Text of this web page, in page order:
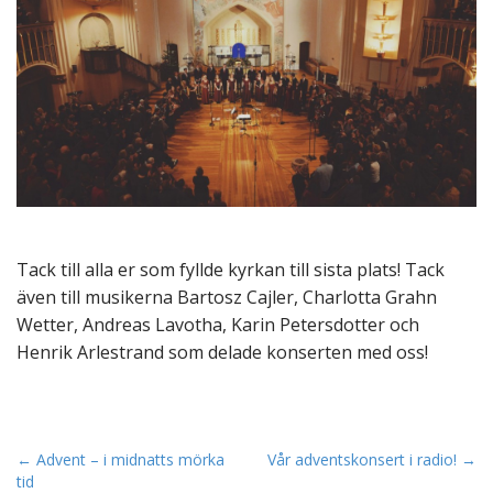
Tack till alla er som fyllde kyrkan till sista plats! Tack
även till musikerna Bartosz Cajler, Charlotta Grahn
Wetter, Andreas Lavotha, Karin Petersdotter och
Henrik Arlestrand som delade konserten med oss!
P
← Advent – i midnatts mörka
tid
Vår adventskonsert i radio! →